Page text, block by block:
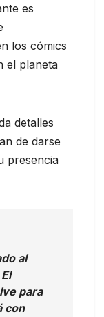
es
los cómics
el planeta
detalles
de darse
presencia
al
para
con